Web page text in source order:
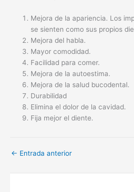
Mejora de la apariencia. Los
se sienten como sus propios
Mejora del habla.
Mayor comodidad.
Facilidad para comer.
Mejora de la autoestima.
Mejora de la salud bucodental.
Durabilidad
Elimina el dolor de la cavidad.
Fija mejor el diente.
← Entrada anterior